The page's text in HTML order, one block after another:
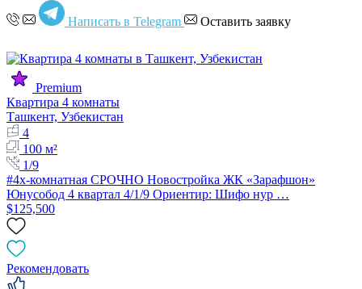
Написать в Telegram Оставить заявку
Premium
Квартира 4 комнаты
Ташкент, Узбекистан
4
100 м²
1/9
#4х-комнатная СРОЧНО Новостройка ЖК «Зарафшон»
Юнусобод 4 квартал 4/1/9 Ориентир: Шифо нур …
$125,500
Рекомендовать